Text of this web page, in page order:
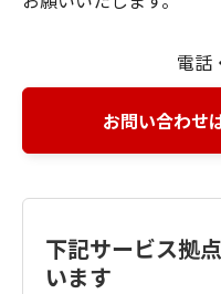
電話
お問い合わせ
下記サービス拠
います